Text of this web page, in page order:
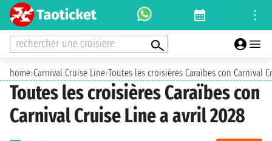
rechercher une croisiere
home›Carnival Cruise Line›Toutes les croisières Caraïbes con Carnival
Toutes les croisières Caraïbes con
Carnival Cruise Line a avril 2028